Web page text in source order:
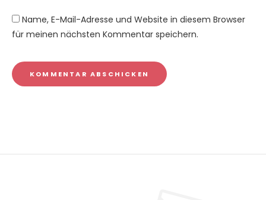
Name, E-Mail-Adresse und Website in diesem Browser
für meinen nächsten Kommentar speichern.